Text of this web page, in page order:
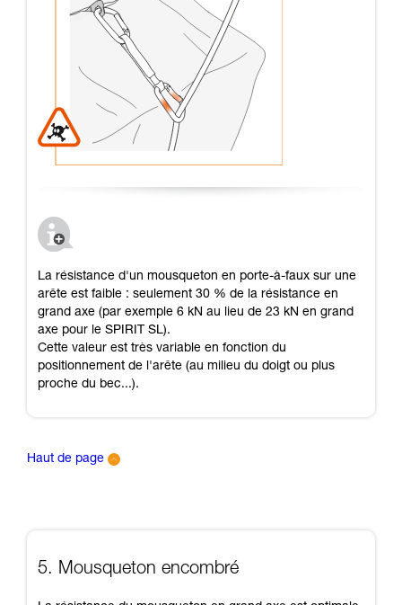
La résistance d'un mousqueton en porte-à-faux sur une
arête est faible : seulement 30 % de la résistance en
grand axe (par exemple 6 kN au lieu de 23 kN en grand
axe pour le SPIRIT SL).
Cette valeur est très variable en fonction du
positionnement de l'arête (au milieu du doigt ou plus
proche du bec...).
Haut de page
5. Mousqueton encombré